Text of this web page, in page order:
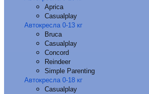
Aprica
Casualplay
Автокресла 0-13 кг
Bruca
Casualplay
Concord
Reindeer
Simple Parenting
Автокресла 0-18 кг
Casualplay